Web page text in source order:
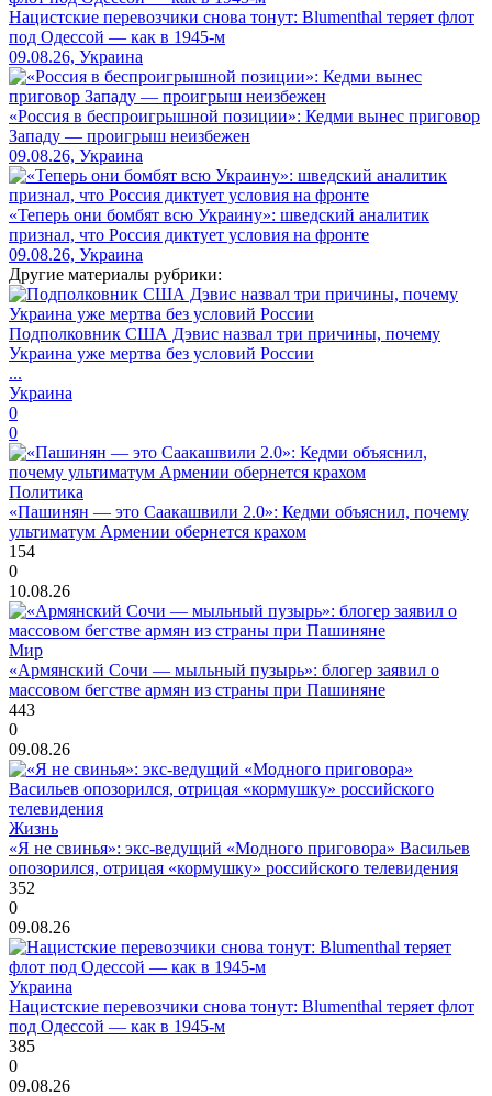
Нацистские перевозчики снова тонут: Blumenthal теряет флот
под Одессой — как в 1945-м
09.08.26, Украина
«Россия в беспроигрышной позиции»: Кедми вынес приговор
Западу — проигрыш неизбежен
09.08.26, Украина
«Теперь они бомбят всю Украину»: шведский аналитик
признал, что Россия диктует условия на фронте
09.08.26, Украина
Другие материалы рубрики:
Подполковник США Дэвис назвал три причины, почему
Украина уже мертва без условий России
...
Украина
0
0
Политика
«Пашинян — это Саакашвили 2.0»: Кедми объяснил, почему
ультиматум Армении обернется крахом
154
0
10.08.26
Мир
«Армянский Сочи — мыльный пузырь»: блогер заявил о
массовом бегстве армян из страны при Пашиняне
443
0
09.08.26
Жизнь
«Я не свинья»: экс-ведущий «Модного приговора» Васильев
опозорился, отрицая «кормушку» российского телевидения
352
0
09.08.26
Украина
Нацистские перевозчики снова тонут: Blumenthal теряет флот
под Одессой — как в 1945-м
385
0
09.08.26